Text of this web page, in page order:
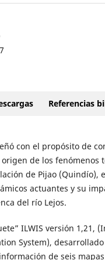
Referencias
con el propósito de
de los fenómenos
de Pijao (Quindío),
actuantes y su
del río Lejos.
ILWIS versión 1,21,
System),
de seis